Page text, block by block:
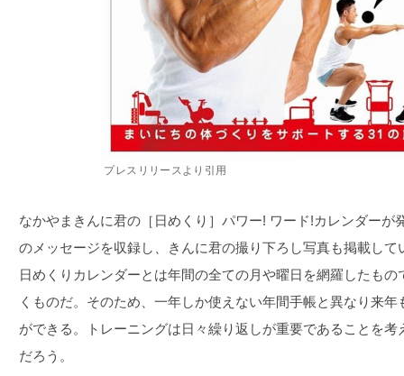
プレスリリースより引用
なかやまきんに君の［日めくり］パワー! ワード!カレンダーが
のメッセージを収録し、きんに君の撮り下ろし写真も掲載して
日めくりカレンダーとは年間の全ての月や曜日を網羅したも
くものだ。そのため、一年しか使えない年間手帳と異なり来
ができる。トレーニングは日々繰り返しが重要であることを
だろう。